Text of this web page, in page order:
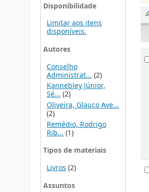
Disponibilidade
Limitar aos itens
disponíveis.
Autores
Conselho
Administrat... (2)
Kannebley Júnior,
Sé...(2)
Oliveira, Glauco Ave...
(2)
Remédio, Rodrigo
Rib... (1)
Tipos de materiais
Livros (2)
Assuntos